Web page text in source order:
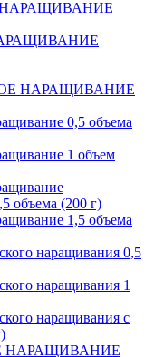
НАРАЩИВАНИЕ
0,5 объема
1 объем
объема (200 г)
1,5 объема
наращивания 0,5
наращивания 1
наращивания с